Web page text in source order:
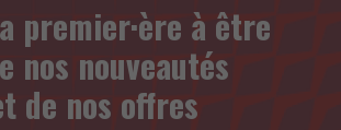
premier·ère à être
nos nouveautés
de nos offres